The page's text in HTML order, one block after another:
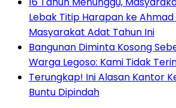
Lebak Titip Harapan ke Ahmad
Masyarakat Adat Tahun Ini
Bangunan Diminta Kosong
Warga Legoso: Kami Tidak
Terungkap! Ini Alasan Kantor
Buntu Dipindah